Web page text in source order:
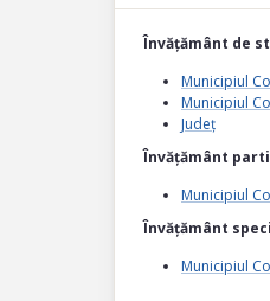
Învățământ de
Municipiul
Municipiul
Județ
Învățământ
Municipiul
Învățământ
Municipiul